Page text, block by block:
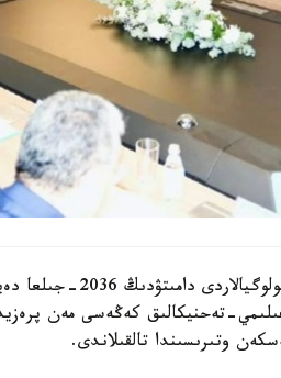
قازاقستان
تەحنيكالىق كەڭەسى مەن
وتىرىسىندا تالقىلاندى.